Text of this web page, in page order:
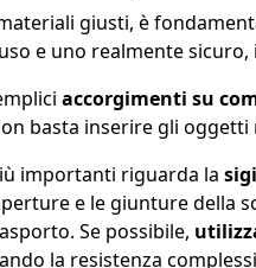
giusti, è
e uno realmente
accorgimenti su
basta inserire gli
importanti riguarda la
e le giunture della
Se possibile,
la resistenza